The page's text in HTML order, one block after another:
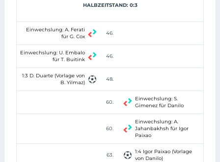
HALBZEITSTAND: 0:3
Einwechslung: A. Ferati
für G. Cox
46.
Einwechslung: U. Embalo
für T. Buitink
46.
1:3 D. Duarte (Vorlage von
B. Yilmaz)
48.
60.
Einwechslung: S.
Gimenez für Danilo
60.
Einwechslung: A.
Jahanbakhsh für Igor
Paixao
63.
1:4 Igor Paixao (Vorlage
von Danilo)